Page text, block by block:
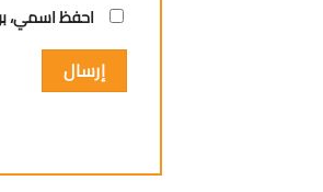
احفظ اسمي،